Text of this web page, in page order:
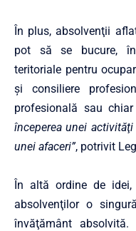
În plus, absolvenţii
pot să se bucure,
teritoriale pentru
şi consiliere
profesională sau chiar
începerea unei
unei afaceri”, potrivit
În altă ordine de
absolvenţilor o
învăţământ